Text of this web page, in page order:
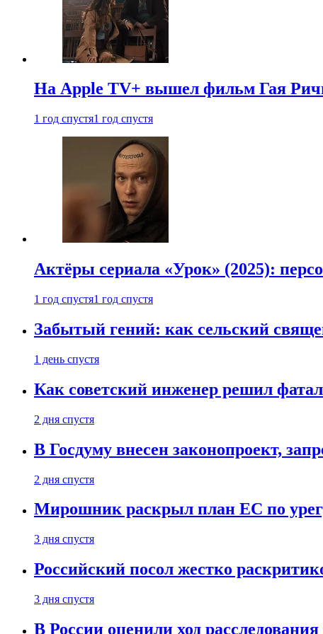
На Apple TV+ вышел фильм Гая
1 год спустя1 год спустя
Актёры сериала «Урок» (2025):
1 год спустя1 год спустя
Забытый гений: как сельский
1 день спустя
Как советский инженер решил
2 дня спустя
В Госдуму внесен законопроект,
2 дня спустя
Мирошник раскрыл план ЕС по
3 дня спустя
Российский посол жестко
3 дня спустя
В России оценили ход